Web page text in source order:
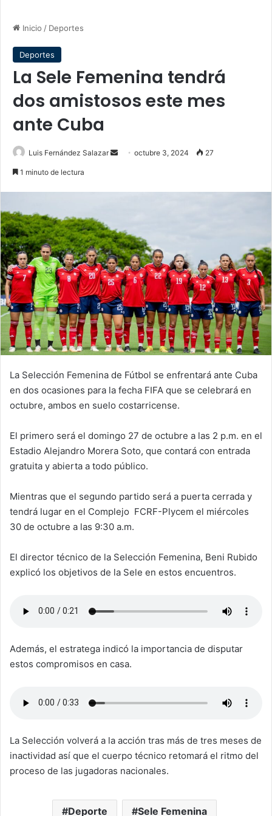
Inicio / Deportes
Deportes
La Sele Femenina tendrá
dos amistosos este mes
ante Cuba
Luis Fernández Salazar
Sendoctubre 3, 2024 27
1 minuto de lectura
La Selección Femenina de Fútbol se enfrentará ante Cuba
en dos ocasiones para la fecha FIFA que se celebrará en
octubre, ambos en suelo costarricense.
El primero será el domingo 27 de octubre a las 2 p.m. en el
Estadio Alejandro Morera Soto, que contará con entrada
gratuita y abierta a todo público.
Mientras que el segundo partido será a puerta cerrada y
tendrá lugar en el Complejo FCRF-Plycem el miércoles
30 de octubre a las 9:30 a.m.
El director técnico de la Selección Femenina, Beni Rubido
explicó los objetivos de la Sele en estos encuentros.
Además, el estratega indicó la importancia de disputar
estos compromisos en casa.
La Selección volverá a la acción tras más de tres meses de
inactividad así que el cuerpo técnico retomará el ritmo del
proceso de las jugadoras nacionales.
Deporte Sele Femenina